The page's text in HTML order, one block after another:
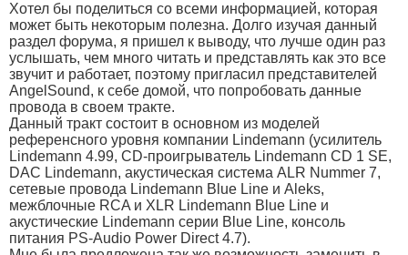
Хотел бы поделиться со всеми информацией, которая
может быть некоторым полезна. Долго изучая данный
раздел форума, я пришел к выводу, что лучше один раз
услышать, чем много читать и представлять как это все
звучит и работает, поэтому пригласил представителей
AngelSound, к себе домой, что попробовать данные
провода в своем тракте.
Данный тракт состоит в основном из моделей
референсного уровня компании Lindemann (усилитель
Lindemann 4.99, CD-проигрыватель Lindemann CD 1 SE,
DAC Lindemann, акустическая система ALR Nummer 7,
сетевые провода Lindemann Blue Line и Aleks,
межблочные RCA и XLR Lindemann Blue Line и
акустические Lindemann серии Blue Line, консоль
питания PS-Audio Power Direct 4.7).